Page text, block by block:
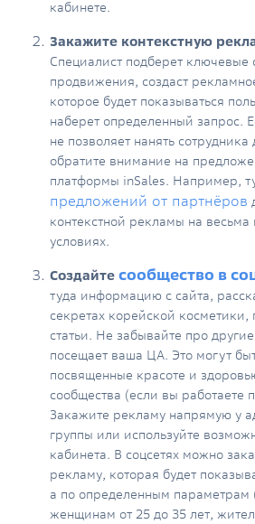
кабинете.
Закажите контекстную
Специалист подберет ключевые
продвижения, создаст
которое будет показываться
наберет определенный запрос.
не позволяет нанять сотрудника
обратите внимание на
платформы inSales. Например,
предложений от партнёров
контекстной рекламы на весьма
условиях.
Создайте сообщество в
туда информацию с сайта,
секретах корейской косметики,
статьи. Не забывайте про
посещает ваша ЦА. Это могут
посвященные красоте и
сообщества (если вы работаете
Закажите рекламу напрямую у
группы или используйте
кабинета. В соцсетях можно
рекламу, которая будет
а по определенным параметрам
женщинам от 25 до 35 лет,